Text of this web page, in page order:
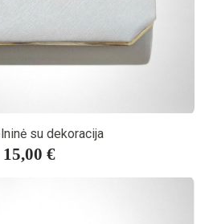
su dekoracija
15,00 €